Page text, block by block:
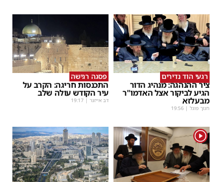
רגעי הוד נדירים
ציר ההנהגה: מנהיג הדור
הגיע לביקור אצל האדמו"ר
מבעלזא
חנוך פוגל |
19:56
פסגה רגישה
התכנסות חריגה: הקרב על
עיר הקודש עולה שלב
דב אייזנר |
19:17
1